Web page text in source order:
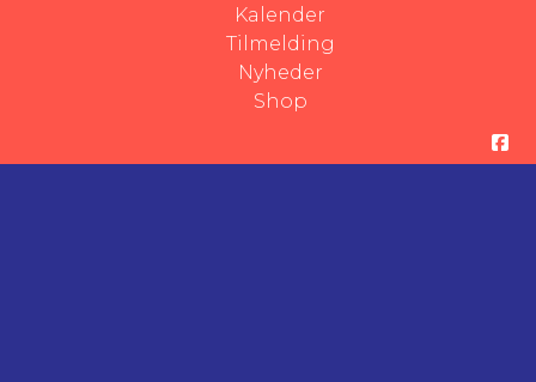
Kalender
Tilmelding
Nyheder
Shop